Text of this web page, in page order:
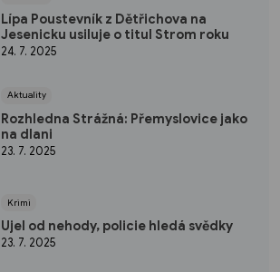
Lípa Poustevník z Dětřichova na
Jesenicku usiluje o titul Strom roku
24. 7. 2025
Aktuality
Rozhledna Strážná: Přemyslovice jako
na dlani
23. 7. 2025
Krimi
Ujel od nehody, policie hledá svědky
23. 7. 2025